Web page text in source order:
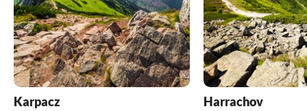
Karpacz Harrachov